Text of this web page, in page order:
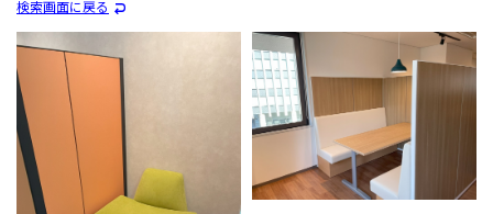
検索画面に戻る